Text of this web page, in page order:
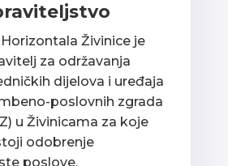
Horizontala Živinice je
za održavanja
dijelova i uređaja
poslovnih zgrada
u Živinicama za koje
odobrenje
poslove.